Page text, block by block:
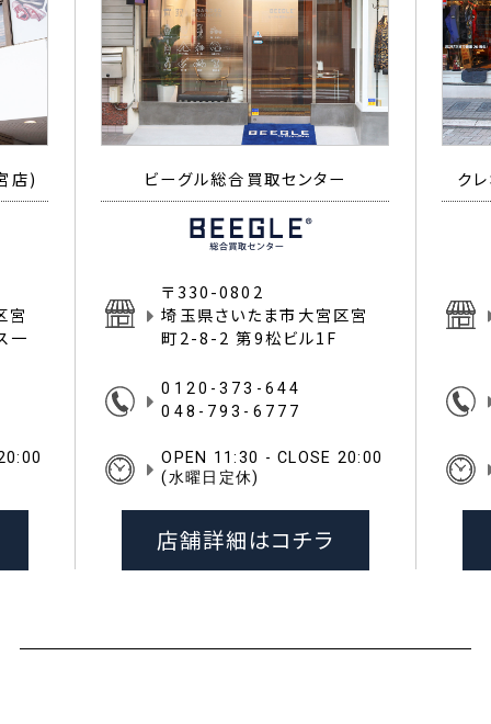
店)
宮
一
ビーグル総合買取センター
〒330-0802
埼玉県さいたま市大宮区宮
町2-8-2 第9松ビル1F
0120-373-644
048-793-6777
OPEN 11:30 - CLOSE 20:00
(水曜日定休)
店舗詳細はコチラ
ク